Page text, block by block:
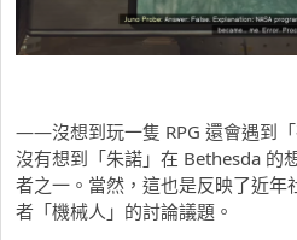
——沒想到玩一隻 RPG 還會遇到
沒有想到「朱諾」在 Bethesda 的
者之一。當然，這也是反映了近年
者「機械人」的討論議題。